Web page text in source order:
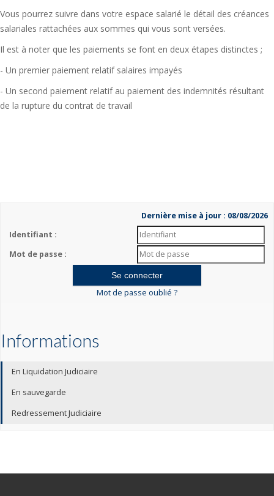
Vous pourrez suivre dans votre espace salarié le détail des créances
salariales rattachées aux sommes qui vous sont versées.
Il est à noter que les paiements se font en deux étapes distinctes ;
- Un premier paiement relatif salaires impayés
- Un second paiement relatif au paiement des indemnités résultant
de la rupture du contrat de travail
Dernière mise à jour : 08/08/2026
Identifiant :
Mot de passe :
Mot de passe oublié ?
Informations
En Liquidation Judiciaire
En sauvegarde
Redressement Judiciaire